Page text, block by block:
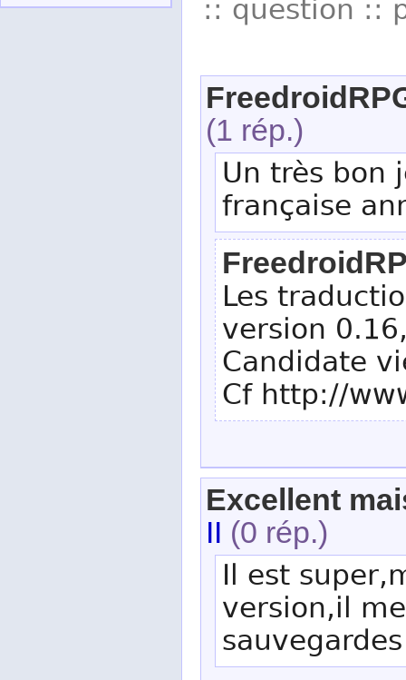
:: question ::
(1 rép.)
Un très bon
française
Les
version
Candidate
Cf http://
Excellent
II (0 rép.)
Il est
version,il
sauvegardes